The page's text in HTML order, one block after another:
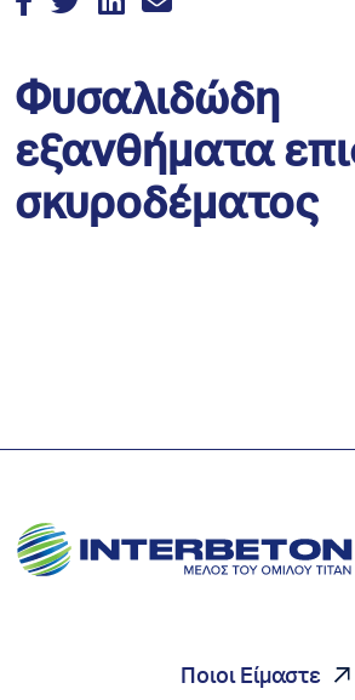
Φυσαλιδώδη
εξανθήματα
σκυροδέματος
Ποιοι Είμαστε